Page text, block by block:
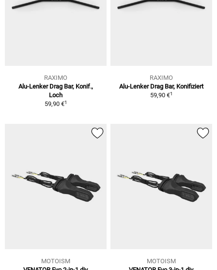
RAXIMO
Alu-Lenker Drag Bar, Konif.,
Loch
59,90 €1
RAXIMO
Alu-Lenker Drag Bar, Konifiziert
59,90 €1
MOTOISM
MOTOISM